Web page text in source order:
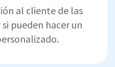
al cliente de las
pueden hacer un